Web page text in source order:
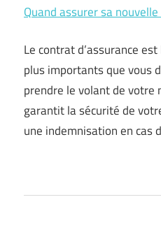
Quand assurer sa
Le contrat d’assurance
plus importants que vous
prendre le volant de votre
garantit la sécurité de
une indemnisation en cas